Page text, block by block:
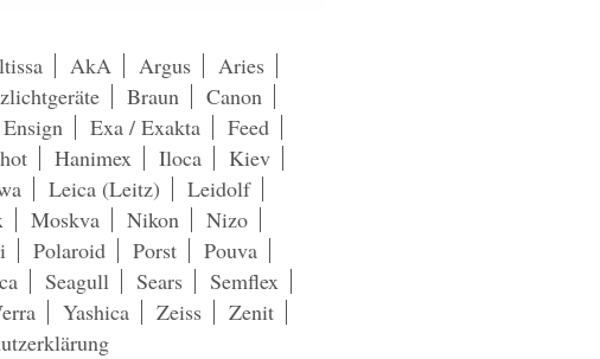
AkA Argus
Aries
Braun
Canon
Ensign Exa / Exakta
Feed
Hanimex Iloca
Kiev
Leica (Leitz)
Leidolf
Moskva Nikon
Nizo
Polaroid Porst
Pouva
Seagull Sears
Semflex
Yashica Zeiss
Zenit